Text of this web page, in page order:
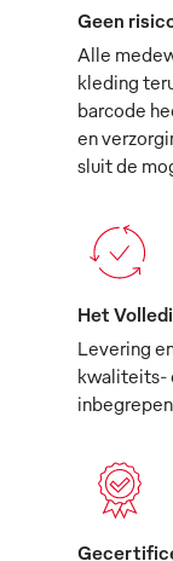
Geen
Alle
kleding
barcode
en
sluit de
Het
Levering
kwaliteits-